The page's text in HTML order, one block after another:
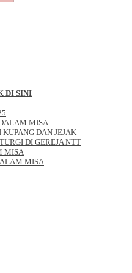
DI SINI
MISA
DAN JEJAK
DI GEREJA NTT
MISA
MISA